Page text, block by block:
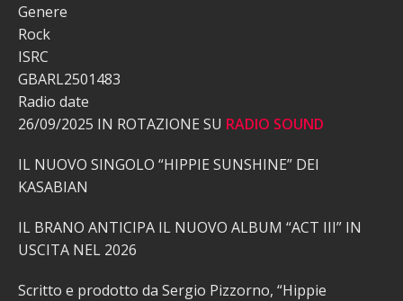
Genere
Rock
ISRC
GBARL2501483
Radio date
26/09/2025 IN ROTAZIONE SU RADIO SOUND
IL NUOVO SINGOLO “HIPPIE SUNSHINE” DEI
KASABIAN
IL BRANO ANTICIPA IL NUOVO ALBUM “ACT III” IN
USCITA NEL 2026
Scritto e prodotto da Sergio Pizzorno, “Hippie